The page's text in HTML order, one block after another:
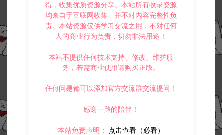
得，收集优质资源分享。本站所有收录资源
均来自于互联网收集，并不对内容完整性负
责。本站资源仅供学习交流之用，不对任何
人的商业行为负责，切勿非法用途！
本站不提供任何技术支持、修改、维护服
务，若需商业使用请购买正版。
任何问题都可以添加官方交流群交流提问！
感谢一路的陪伴！
本站免责声明： 点击查看（必看）